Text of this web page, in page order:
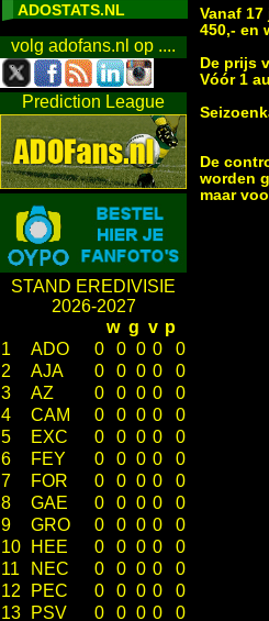
ADOSTATS.NL
volg adofans.nl op ....
Prediction League
STAND EREDIVISIE
2026-2027
w g v p
1
ADO 0 0 0 0
0
2
AJA 0 0 0 0
0
3
AZ 0 0 0 0
0
4
CAM 0 0 0 0
0
5
EXC 0 0 0 0
0
6
FEY 0 0 0 0
0
7
FOR 0 0 0 0
0
8
GAE 0 0 0 0
0
9
GRO 0 0 0 0
0
10
HEE 0 0 0 0
0
11
NEC 0 0 0 0
0
12
PEC 0 0 0 0
0
13
PSV 0 0 0 0
0
Vanaf
450,- en
De prijs
Vóór 1
De
worden
maar